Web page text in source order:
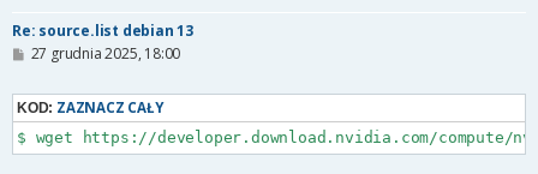
Re: source.list debian 13
P
t
27 grudnia 2025, 18:00
KOD: ZAZNACZ CAŁY
$ wget https://developer.download.nvidia.com/